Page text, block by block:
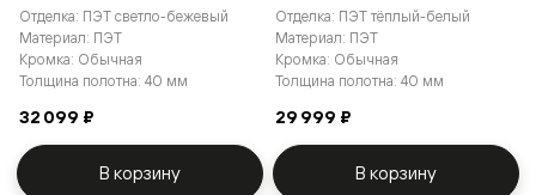
Отделка: ПЭТ светло-бежевый
Материал: ПЭТ
Кромка: Обычная
Толщина полотна: 40 мм
32 099 ₽
В корзину
Отделка: ПЭТ тёплый-белый
Материал: ПЭТ
Кромка: Обычная
Толщина полотна: 40 мм
29 999 ₽
В корзину